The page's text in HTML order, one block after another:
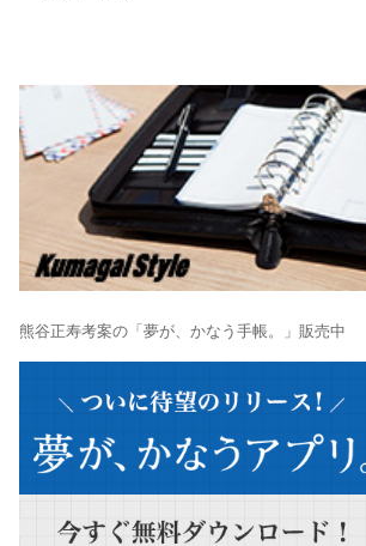
熊谷正寿考案の「夢が、かなう手帳。」販売中